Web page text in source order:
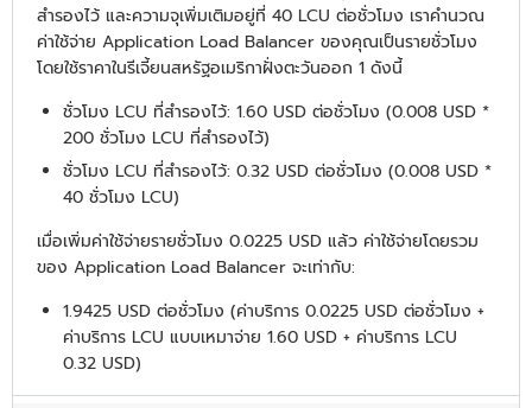
สำรองไว้ และความจุเพิ่มเติมอยู่ที่ 40 LCU ต่อชั่วโมง เราคำนวณ
ค่าใช้จ่าย Application Load Balancer ของคุณเป็นรายชั่วโมง
โดยใช้ราคาในรีเจี้ยนสหรัฐอเมริกาฝั่งตะวันออก 1 ดังนี้
ชั่วโมง LCU ที่สำรองไว้: 1.60 USD ต่อชั่วโมง (0.008 USD *
200 ชั่วโมง LCU ที่สำรองไว้)
ชั่วโมง LCU ที่สำรองไว้: 0.32 USD ต่อชั่วโมง (0.008 USD *
40 ชั่วโมง LCU)
เมื่อเพิ่มค่าใช้จ่ายรายชั่วโมง 0.0225 USD แล้ว ค่าใช้จ่ายโดยรวม
ของ Application Load Balancer จะเท่ากับ:
1.9425 USD ต่อชั่วโมง (ค่าบริการ 0.0225 USD ต่อชั่วโมง +
ค่าบริการ LCU แบบเหมาจ่าย 1.60 USD + ค่าบริการ LCU
0.32 USD)